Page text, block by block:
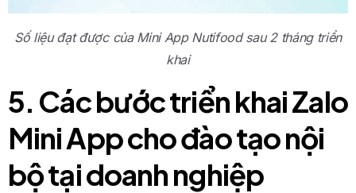
Số liệu đạt được của Mini App Nutifood sau 2 tháng triển
khai
5. Các bước triển khai Zalo
Mini App cho đào tạo nội
bộ tại doanh nghiệp